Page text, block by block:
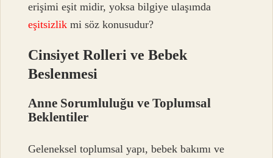
erişimi eşit midir, yoksa bilgiye ulaşımda
eşitsizlik mi söz konusudur?
Cinsiyet Rolleri ve Bebek
Beslenmesi
Anne Sorumluluğu ve Toplumsal
Beklentiler
Geleneksel toplumsal yapı, bebek bakımı ve